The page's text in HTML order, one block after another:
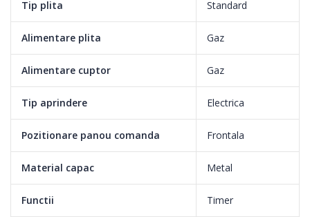
Aveti pofta de o pizza crocanta si gustoasa? Selectati setarea
speciala de Pizza pentru a obtine rezultate ca la restaurant.
Bucurati-va de confortul caldurii disponibile instant si de
rezultatele zilnice extraordinare ale acestui cuptor cu gaz usor
Tip plita Standard
Alimentare plita Gaz
Alimentare cuptor Gaz
Tip aprindere Electrica
Pozitionare panou comanda Frontala
Material capac Metal
Functii Timer